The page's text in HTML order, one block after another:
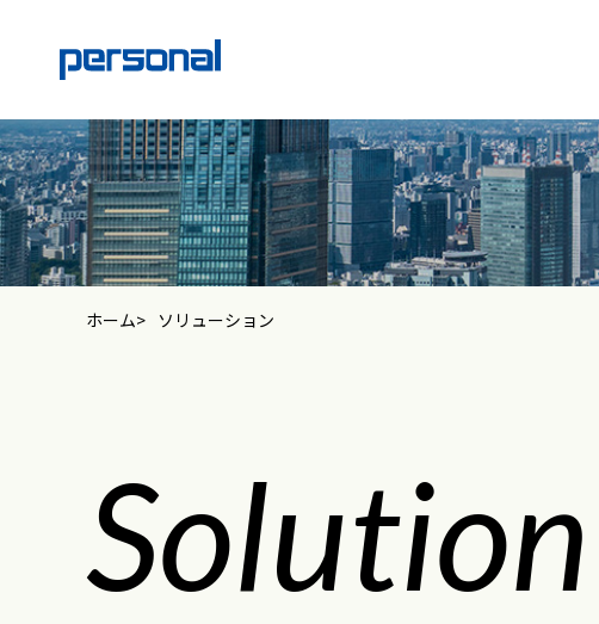
ホーム ソリューション
Solution